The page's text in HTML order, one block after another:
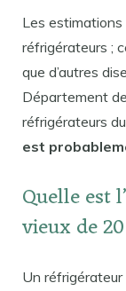
Les
réfrigérateurs ;
que d’autres
Département
réfrigérateurs
est
Quelle est
vieux de
Un